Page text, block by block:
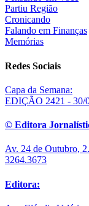
Partiu Região
Cronicando
Falando em Finanças
Memórias
Redes Sociais
Capa da Semana:
EDIÇÃO 2421 - 30/
© Editora
Av. 24 de Outubro,
3264.3673
Editora: